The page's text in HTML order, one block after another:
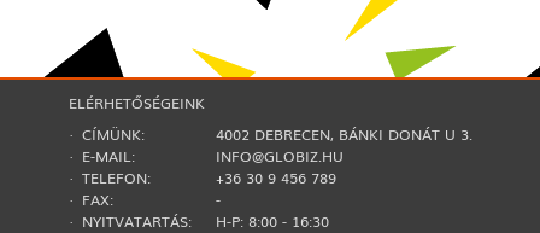
ELÉRHETŐSÉGEINK
· CÍMÜNK:
4002 DEBRECEN, BÁNKI DONÁT U 3.
· E-MAIL:
INFO@GLOBIZ.HU
· TELEFON:
+36 30 9 456 789
· FAX:
-
· NYITVATARTÁS:
H-P: 8:00 - 16:30